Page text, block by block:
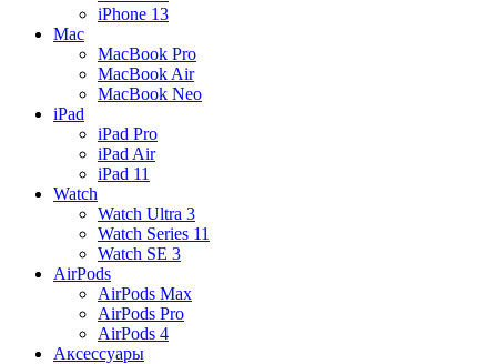
iPhone 13
Mac
MacBook Pro
MacBook Air
MacBook Neo
iPad
iPad Pro
iPad Air
iPad 11
Watch
Watch Ultra 3
Watch Series 11
Watch SE 3
AirPods
AirPods Max
AirPods Pro
AirPods 4
Аксессуары